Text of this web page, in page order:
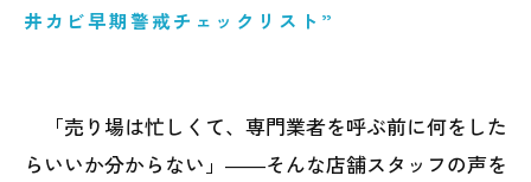
井カビ早期警戒チェックリスト”
「売り場は忙しくて、専門業者を呼ぶ前に何をした
らいいか分からない」――そんな店舗スタッフの声を